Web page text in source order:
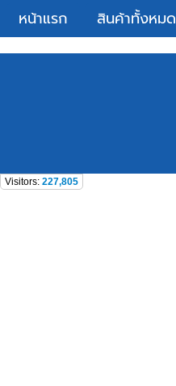
หน้าแรก สินค้าทั้งหมด
Visitors: 227,805